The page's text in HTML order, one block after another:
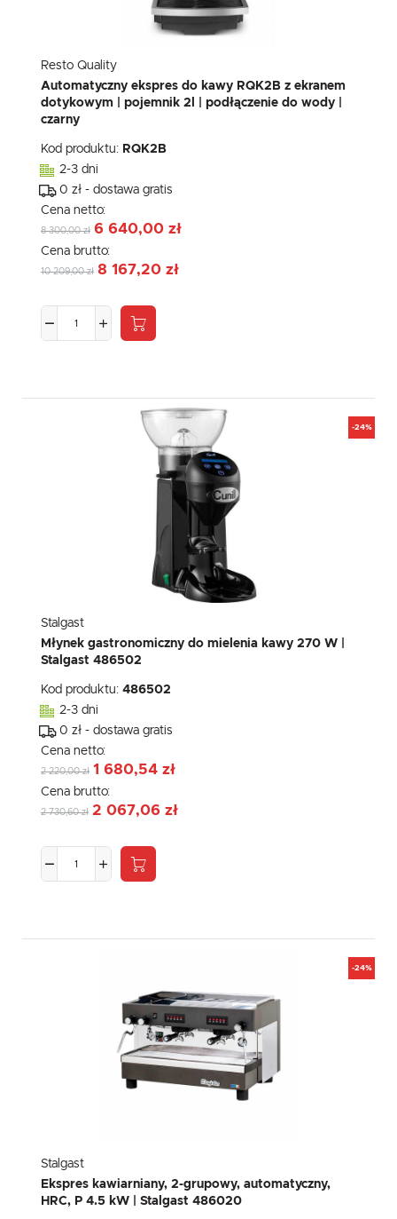
Resto Quality
Automatyczny ekspres do kawy RQK2B z ekranem
dotykowym | pojemnik 2l | podłączenie do wody |
czarny
Kod produktu: RQK2B
2-3 dni
0 zł - dostawa gratis
Cena netto:
8 300,00 zł 6 640,00 zł
Cena brutto:
10 209,00 zł 8 167,20 zł
-24%
Stalgast
Młynek gastronomiczny do mielenia kawy 270 W |
Stalgast 486502
Kod produktu: 486502
2-3 dni
0 zł - dostawa gratis
Cena netto:
2 220,00 zł 1 680,54 zł
Cena brutto:
2 730,60 zł 2 067,06 zł
-24%
Stalgast
Ekspres kawiarniany, 2-grupowy, automatyczny,
HRC, P 4.5 kW | Stalgast 486020